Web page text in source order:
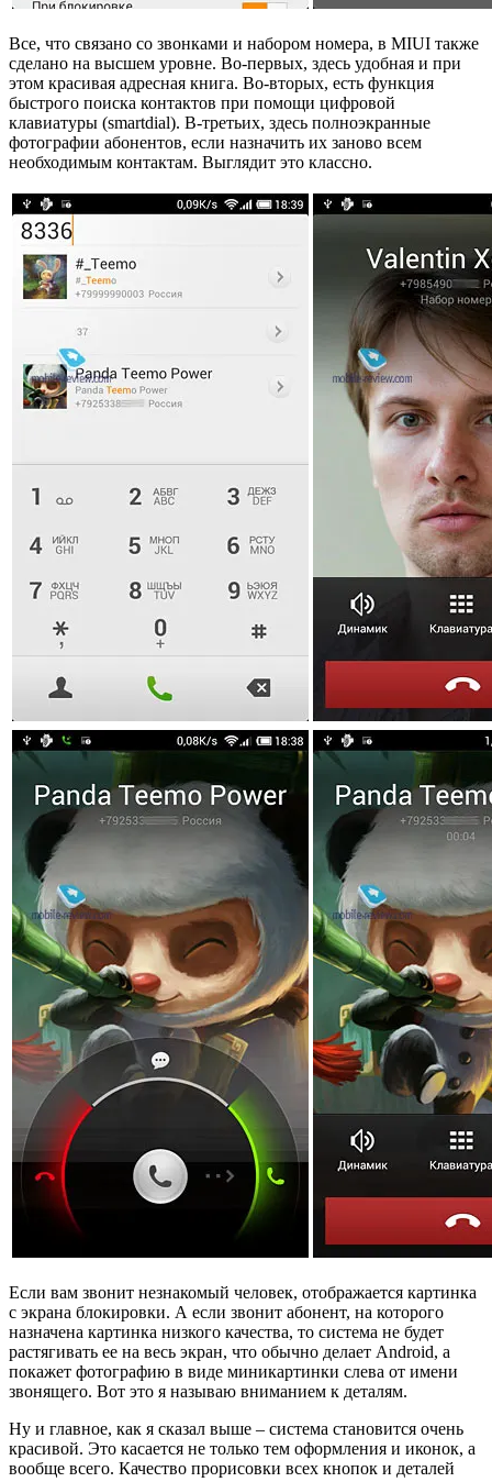
Все, что связано со звонками и набором номера, в MIUI также
сделано на высшем уровне. Во-первых, здесь удобная и при
этом красивая адресная книга. Во-вторых, есть функция
быстрого поиска контактов при помощи цифровой
клавиатуры (smartdial). В-третьих, здесь полноэкранные
фотографии абонентов, если назначить их заново всем
необходимым контактам. Выглядит это классно.
Если вам звонит незнакомый человек, отображается картинка
с экрана блокировки. А если звонит абонент, на которого
назначена картинка низкого качества, то система не будет
растягивать ее на весь экран, что обычно делает Android, а
покажет фотографию в виде миникартинки слева от имени
звонящего. Вот это я называю вниманием к деталям.
Ну и главное, как я сказал выше – система становится очень
красивой. Это касается не только тем оформления и иконок, а
вообще всего. Качество прорисовки всех кнопок и деталей